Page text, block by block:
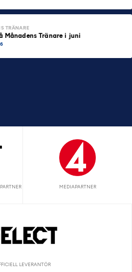
TRÄNARE
Månadens Tränare i juni
MEDIAPARTNER
LEVERANTÖR